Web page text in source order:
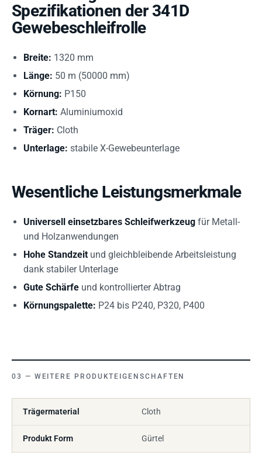
Spezifikationen der 341D
Gewebeschleifrolle
Breite: 1320 mm
Länge: 50 m (50000 mm)
Körnung: P150
Kornart: Aluminiumoxid
Träger: Cloth
Unterlage: stabile X-Gewebeunterlage
Wesentliche Leistungsmerkmale
Universell einsetzbares Schleifwerkzeug für Metall-
und Holzanwendungen
Hohe Standzeit und gleichbleibende Arbeitsleistung
dank stabiler Unterlage
Gute Schärfe und kontrollierter Abtrag
Körnungspalette: P24 bis P240, P320, P400
WEITERE PRODUKTEIGENSCHAFTEN
Trägermaterial Cloth
Produkt Form Gürtel